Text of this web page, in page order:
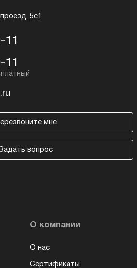
5с1
11
11
мне
вопрос
О компании
О нас
Сертификаты